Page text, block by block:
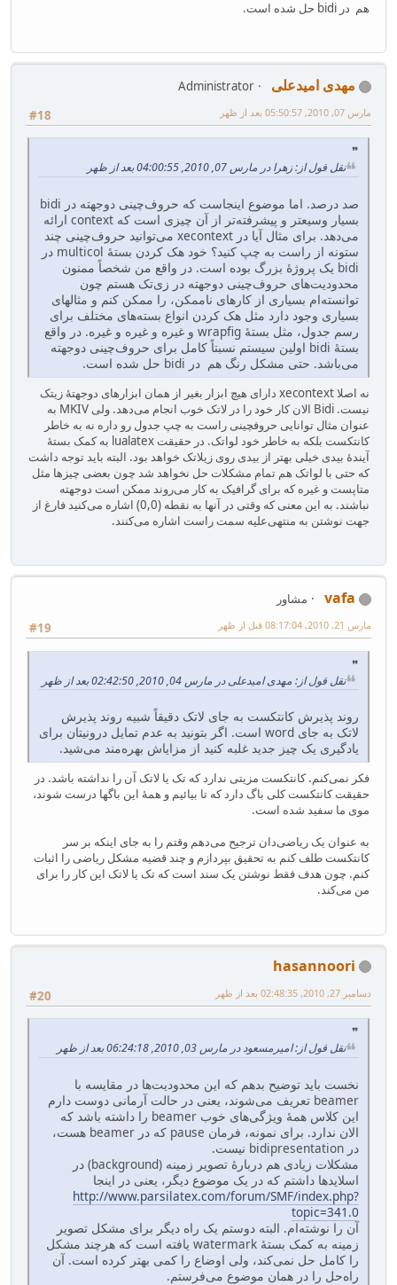
هم در bidi حل شده است.
مهدی امیدعلی
Administrator
#18
مارس 07, 2010, 05:50:57 بعد از ظهر
نقل قول از: زهرا در مارس 07, 2010, 04:00:55 بعد از ظهر
صد درصد. اما موضوع اینجاست که حروف‌چینی دوجهته در bidi
بسیار وسیعتر و پیشرفته‌تر از آن چیزی است که context ارائه
می‌دهد. برای مثال آیا در xecontext می‌توانید حروف‌چینی چند
ستونه از راست به چپ کنید؟ خود هک کردن بستهٔ multicol در
bidi یک پروژهٔ بزرگ بوده است. در واقع من شخصاً ممنون
محدودیت‌های حروف‌چینی دوجهته در زی‌تک هستم چون
توانسته‌ام بسیاری از کارهای ناممکن، را ممکن کنم و مثالهای
بسیاری وجود دارد مثل هک کردن انواع بسته‌های مختلف برای
رسم جدول، مثل بستهٔ wrapfig و غیره و غیره و غیره. در واقع
بستهٔ bidi اولین سیستم نسبتاً کامل برای حروف‌چینی دوجهته
می‌باشد. حتی مشکل رنگ هم در bidi حل شده است.
نه اصلا xecontext دارای هیچ ابزار بغیر از همان ابزارهای دوجهتهٔ زیتک
نیست. Bidi الان کار خود را در لاتک خوب انجام می‌دهد. ولی MKIV به
عنوان مثال توانایی حروفچینی راست به چپ جدول رو داره نه به خاطر
کانتکست بلکه به خاطر خود لواتک. در حقیقت lualatex به کمک بستهٔ
آیندهٔ بیدی خیلی بهتر از بیدی روی زیلاتک خواهد بود. البته باید توجه داشت
که حتی با لواتک هم تمام مشکلات حل نخواهد شد چون بعضی چیزها مثل
متاپست و غیره که برای گرافیک به کار می‌روند ممکن است دوجهته
نباشند. به این معنی که وقتی در آنها به نقطه (0,0) اشاره می‌کنید فارغ از
جهت نوشتن به منتهی‌علیه سمت راست اشاره می‌کنند.
vafa
مشاور
#19
مارس 21, 2010, 08:17:04 قبل از ظهر
نقل قول از: مهدی امیدعلی در مارس 04, 2010, 02:42:50 بعد از ظهر
روند پذیرش کانتکست به جای لاتک دقیقاً شبیه روند پذیرش
لاتک به جای word است. اگر بتونید به عدم تمایل درونیتان برای
یادگیری یک چیز جدید غلبه کنید از مزایاش بهره‌مند می‌شید.
فکر نمی‌کنم. کانتکست مزیتی ندارد که تک یا لاتک آن را نداشته باشد. در
حقیقت کانتکست کلی باگ دارد که تا بیائیم و همهٔ این باگها درست شوند،
موی ما سفید شده است.
به عنوان یک ریاضی‌دان ترجیح می‌دهم وقتم را به جای اینکه بر سر
کانتکست طلف کنم به تحقیق بپردازم و چند قضیه مشکل ریاضی را اثبات
کنم. چون هدف فقط نوشتن یک سند است که تک یا لاتک این کار را برای
من می‌کند.
hasannoori
#20 دسامبر 27, 2010, 02:48:35 بعد از ظهر
نقل قول از: امیرمسعود در مارس 03, 2010, 06:24:18 بعد از ظهر
نخست باید توضیح بدهم که این محدودیت‌ها در مقایسه با
beamer تعریف می‌شوند، یعنی در حالت آرمانی دوست دارم
این کلاس همهٔ ویژگی‌های خوب beamer را داشته باشد که
الان ندارد. برای نمونه، فرمان pause که در beamer هست،
در bidipresentation نیست.
مشکلات زیادی هم دربارهٔ تصویر زمینه (background) در
اسلایدها داشتم که در یک موضوع دیگر، یعنی در اینجا
http://www.parsilatex.com/forum/SMF/index.php?
topic=341.0
آن را نوشته‌ام. البته دوستم یک راه دیگر برای مشکل تصویر
زمینه به کمک بستهٔ watermark یافته است که هرچند مشکل
را کامل حل نمی‌کند، ولی اوضاع را کمی بهتر کرده است. آن
راه‌حل را در همان موضوع می‌فرستم.